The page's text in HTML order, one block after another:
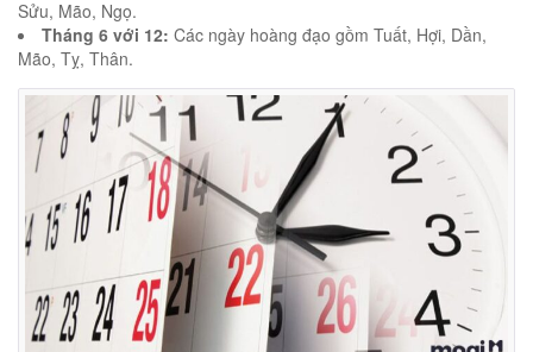
Sửu, Mão, Ngọ.
Tháng 6 với 12: Các ngày hoàng đạo gồm Tuất, Hợi, Dần,
Mão, Tỵ, Thân.